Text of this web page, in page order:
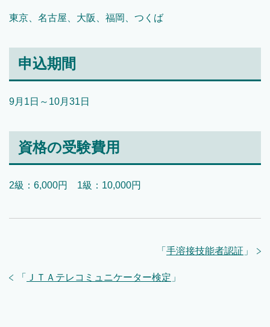
東京、名古屋、大阪、福岡、つくば
申込期間
9月1日～10月31日
資格の受験費用
2級：6,000円 1級：10,000円
「 手溶接技能者認証 」
「 ＪＴＡテレコミュニケーター検定 」